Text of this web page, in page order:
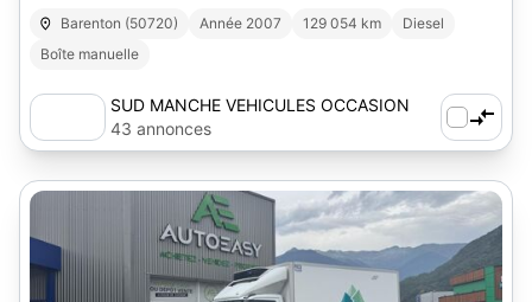
Barenton (50720) Année 2007 129 054 km
Diesel
Boîte manuelle
SUD MANCHE VEHICULES OCCASION
43 annonces